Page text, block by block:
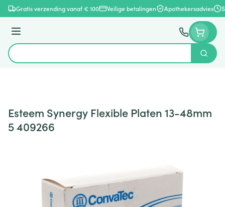
Ga naar de inhoud
Gratis verzending vanaf € 100 Veilige betalingen Apothekersadvies
Menu
Product, merk, categorie...
Zoek
Esteem Synergy Flexible Platen 13-48mm
5 409266